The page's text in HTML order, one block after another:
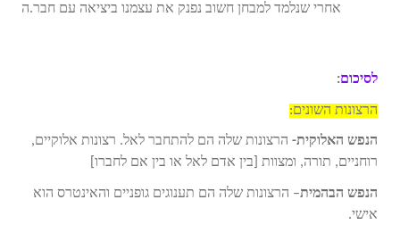
אחרי שנלמד למבחן חשוב נפנק את עצמנו ביציאה עם חבר.ה
לסיכום:
הרצונות השונים:
הנפש האלוקית- הרצונות שלה הם להתחבר לאל. רצונות אלוקיים,
רוחניים, תורה, ומצוות [בין אדם לאל או בין אם לחברו]
הנפש הבהמית– הרצונות שלה הם תענוגים גופניים והאינטרס הוא
אישי.